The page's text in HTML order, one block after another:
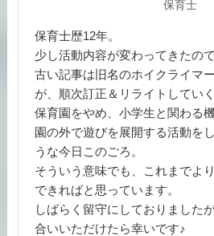
保育士
保育士歴12年。
少し活動内容が変わってきたの
古い記事は旧名のホイクライマ
が、順次訂正＆リライトしていく
保育園をやめ、小学生と関わる
園の外で遊びを展開する活動を
うな今日このごろ。
そういう意味でも、これまでよ
できればと思っています。
しばらく留守にしておりました
合いいただけたら幸いです♪